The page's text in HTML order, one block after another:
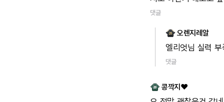
댓글
오렌지레알
엘리엇님 실력 부
댓글
콩깍지♥